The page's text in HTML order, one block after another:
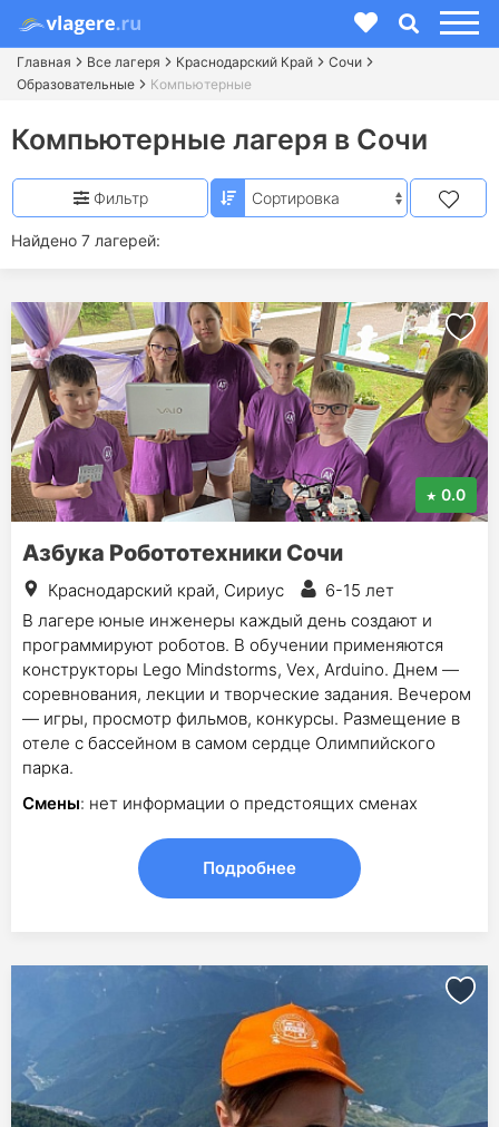
Главная Все лагеря Краснодарский Край
Сочи
Образовательные
Компьютерные
Компьютерные лагеря в Сочи
Найдено 7 лагерей:
Фильтр
0.0
Азбука Робототехники Сочи
Краснодарский край, Сириус
6-15 лет
В лагере юные инженеры каждый день создают и
программируют роботов. В обучении применяются
конструкторы Lego Mindstorms, Vex, Arduino. Днем —
соревнования, лекции и творческие задания. Вечером
— игры, просмотр фильмов, конкурсы. Размещение в
отеле с бассейном в самом сердце Олимпийского
парка.
Смены: нет информации о предстоящих сменах
Подробнее